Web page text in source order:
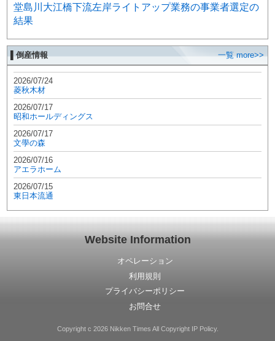
堂島川大江橋下流左岸ライトアップ業務の事業者選定の
結果
▌倒産情報 一覧 more>>
2026/07/24
菱秋木材
2026/07/17
昭和ホールディングス
2026/07/17
文學の森
2026/07/16
アエラホーム
2026/07/15
東日本流通
Website Information
オペレーション
利用規則
プライバシーポリシー
お問合せ
Copyright c 2026 Nikken Times All Copyright IP Policy.